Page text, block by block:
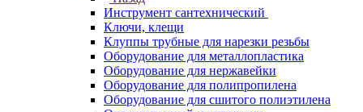
Инструмент сантехнический
Ключи, клещи
Клуппы трубные для нарезки резьбы
Оборудование для металлопластика
Оборудование для нержавейки
Оборудование для полипропилена
Оборудование для сшитого полиэтилена